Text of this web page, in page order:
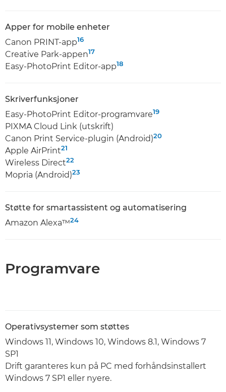
Apper for mobile enheter
Canon PRINT-app16
Creative Park-appen17
Easy-PhotoPrint Editor-app18
Skriverfunksjoner
Easy-PhotoPrint Editor-programvare19
PIXMA Cloud Link (utskrift)
Canon Print Service-plugin (Android)20
Apple AirPrint21
Wireless Direct22
Mopria (Android)23
Støtte for smartassistent og automatisering
Amazon Alexa™24
Programvare
Operativsystemer som støttes
Windows 11, Windows 10, Windows 8.1, Windows 7
SP1
Drift garanteres kun på PC med forhåndsinstallert
Windows 7 SP1 eller nyere.